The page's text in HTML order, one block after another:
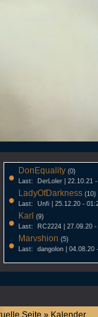
• DonEquality (0)
Last: DerLoler | 22.10.21
• LadyOfDarkness (10)
Last: Unfi | 25.12.20 -
• Karl (9)
Last: RC2224 | 27.09.20 -
• Marvshion (5)
Last: dangolon | 04.08.20
Seite » Kalender